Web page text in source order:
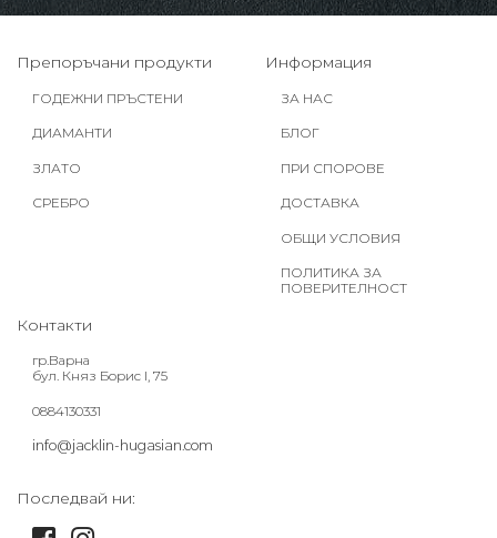
Препоръчани продукти
ГОДЕЖНИ ПРЪСТЕНИ
ДИАМАНТИ
ЗЛАТО
СРЕБРО
Информация
ЗА НАС
БЛОГ
ПРИ СПОРОВЕ
ДОСТАВКА
ОБЩИ УСЛОВИЯ
ПОЛИТИКА ЗА
ПОВЕРИТЕЛНОСТ
Контакти
гр.Варна
бул. Княз Борис I, 75
0884130331
info@jacklin-hugasian.com
Последвай ни: